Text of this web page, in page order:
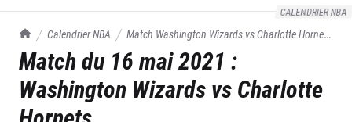
CALENDRIER NBA
TrashTalk Actu NBA
Calendrier NBA Match Washington Wizards vsCharlotte Hornets
du 16/05/2021
Match du 16 mai 2021 :
Washington Wizards vs Charlotte